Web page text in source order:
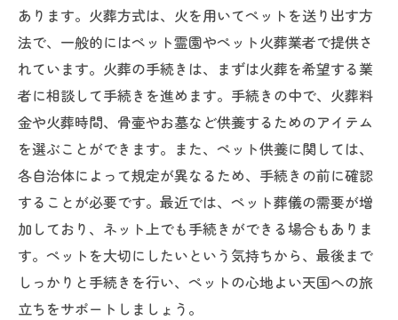
あります。火葬方式は、火を用いてペットを送り出す方
法で、一般的にはペット霊園やペット火葬業者で提供さ
れています。火葬の手続きは、まずは火葬を希望する業
者に相談して手続きを進めます。手続きの中で、火葬料
金や火葬時間、骨壷やお墓など供養するためのアイテム
を選ぶことができます。また、ペット供養に関しては、
各自治体によって規定が異なるため、手続きの前に確認
することが必要です。最近では、ペット葬儀の需要が増
加しており、ネット上でも手続きができる場合もありま
す。ペットを大切にしたいという気持ちから、最後まで
しっかりと手続きを行い、ペットの心地よい天国への旅
立ちをサポートしましょう。